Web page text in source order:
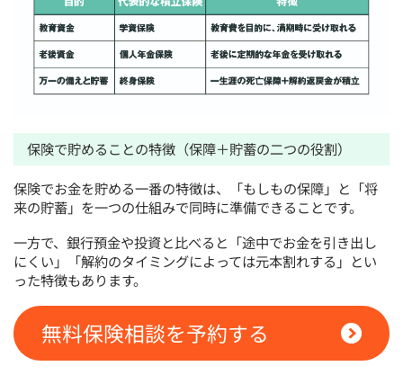
保険で貯めることの特徴（保障＋貯蓄の二つの役割）
保険でお金を貯める一番の特徴は、「もしもの保障」と「将
来の貯蓄」を一つの仕組みで同時に準備できることです。
一方で、銀行預金や投資と比べると「途中でお金を引き出し
にくい」「解約のタイミングによっては元本割れする」とい
った特徴もあります。
無料保険相談を予約する